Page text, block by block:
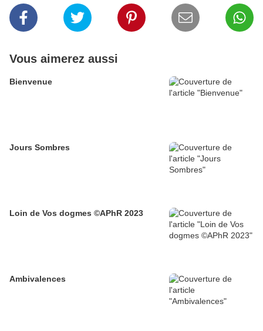
Vous aimerez aussi
Bienvenue
Jours Sombres
Loin de Vos dogmes ©APhR 2023
Ambivalences